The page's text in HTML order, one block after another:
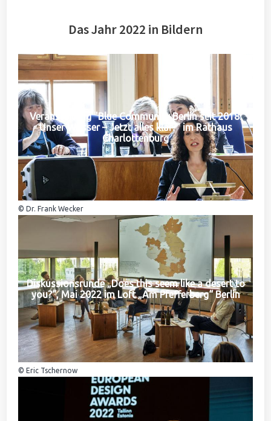
Das Jahr 2022 in Bildern
Veranstaltung "Blue Community Berlin seit 2018:
Unser Wasser – Jetzt alles klar?" im Rathaus
Charlottenburg
© Dr. Frank Wecker
Diskussionsrunde „Does this seem like a desert to
you?“, Mai 2022 im Loft „Am Pfefferberg“ Berlin
© Eric Tschernow